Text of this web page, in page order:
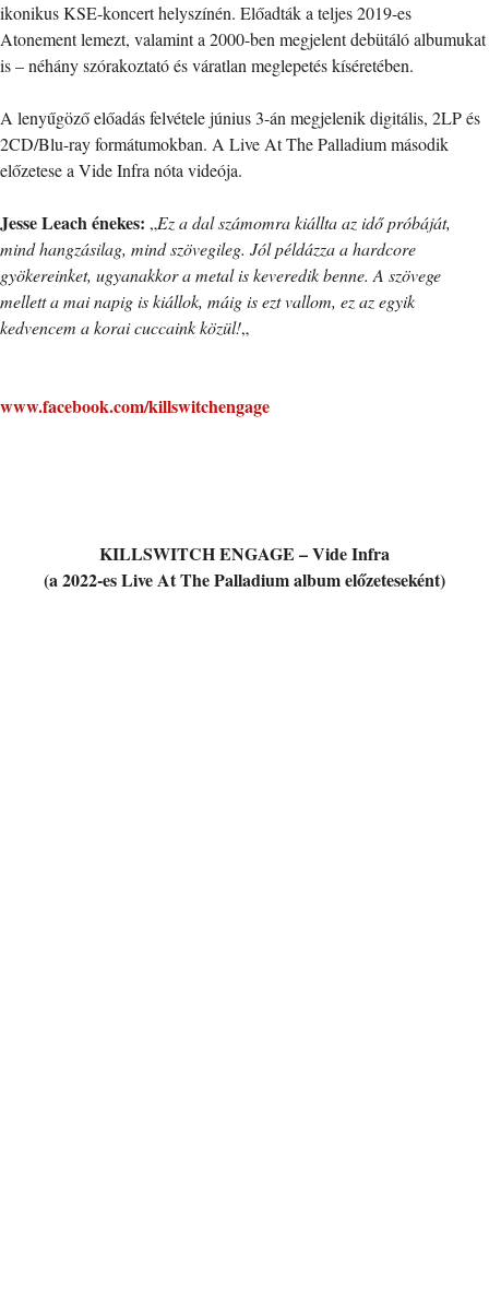
ikonikus KSE-koncert helyszínén. Előadták a teljes 2019-es
Atonement lemezt, valamint a 2000-ben megjelent debütáló albumukat
is – néhány szórakoztató és váratlan meglepetés kíséretében.
A lenyűgöző előadás felvétele június 3-án megjelenik digitális, 2LP és
2CD/Blu-ray formátumokban. A Live At The Palladium második
előzetese a Vide Infra nóta videója.
Jesse Leach énekes: „Ez a dal számomra kiállta az idő próbáját,
mind hangzásilag, mind szövegileg. Jól példázza a hardcore
gyökereinket, ugyanakkor a metal is keveredik benne. A szövege
mellett a mai napig is kiállok, máig is ezt vallom, ez az egyik
kedvencem a korai cuccaink közül!„
www.facebook.com/killswitchengage
KILLSWITCH ENGAGE – Vide Infra
(a 2022-es Live At The Palladium album előzeteseként)